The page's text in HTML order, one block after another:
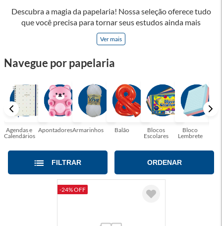
Descubra a magia da papelaria! Nossa seleção oferece tudo
que você precisa para tornar seus estudos ainda mais
inspiradores e produtos que tornarão sua rotina profissional
mais eficiente e agradável. Abrace a arte de escrever,
cores, ideias e possibilidades. Tenha certeza, temos a
encantadora! Seja para estudantes em busca do material
perfeito para suas aulas, profissionais que buscam organizar
seus escritórios, temos tudo que você precisa!
Ver mais
Navegue por papelaria
Agendas e
Calendários
ApontadoresArmarinhos Balão
Blocos
Escolares
Bloco
Lembrete
FILTRAR ORDENAR
-24% OFF